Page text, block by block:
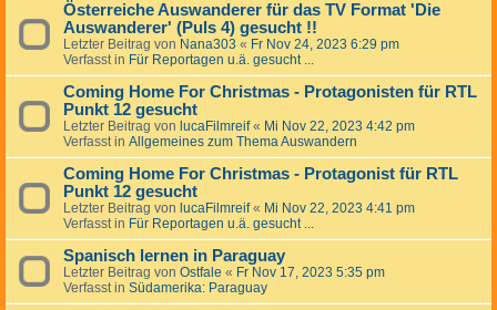
Österreiche Auswanderer für das TV Format 'Die
Auswanderer' (Puls 4) gesucht !!
Letzter Beitrag von Nana303 « Fr Nov 24, 2023 6:29 pm
Verfasst in Für Reportagen u.ä. gesucht ...
Coming Home For Christmas - Protagonisten für RTL
Punkt 12 gesucht
Letzter Beitrag von lucaFilmreif« Mi Nov 22, 2023 4:42 pm
Verfasst in Allgemeines zum Thema Auswandern
Coming Home For Christmas - Protagonist für RTL
Punkt 12 gesucht
Letzter Beitrag von lucaFilmreif« Mi Nov 22, 2023 4:41 pm
Verfasst in Für Reportagen u.ä. gesucht ...
Spanisch lernen in Paraguay
Letzter Beitrag von Ostfale « Fr Nov 17, 2023 5:35 pm
Verfasst in Südamerika: Paraguay